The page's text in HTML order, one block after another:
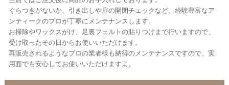
ぐらつきがないか、引き出しや扉の開閉チェックなど、経験豊富なア
ンティークのプロが丁寧にメンテナンスします。
お掃除やワックスがけ、足裏フェルトの貼りつけまで行いますので、
受け取ったその日からお使いいただけます。
再販売されるようなプロの業者様も納得のメンテナンスですので、実
用面でも安心してお使いいただけますよ。